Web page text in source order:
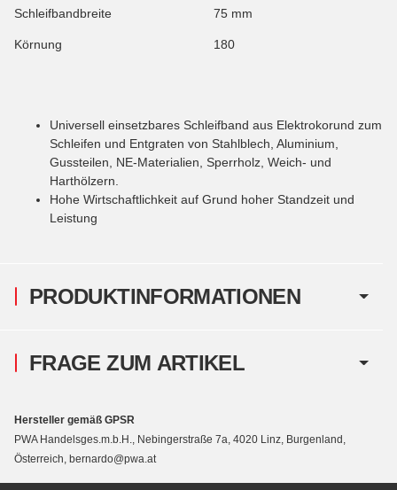
PRODUKTINFORMATIONEN
Schleifbandbreite 75 mm
Körnung 180
Universell einsetzbares Schleifband aus Elektrokorund zum
Schleifen und Entgraten von Stahlblech, Aluminium,
Gussteilen, NE-Materialien, Sperrholz, Weich- und
Harthölzern.
Hohe Wirtschaftlichkeit auf Grund hoher Standzeit und
Leistung
FRAGE ZUM ARTIKEL
Hersteller gemäß GPSR
PWA Handelsges.m.b.H., Nebingerstraße 7a, 4020 Linz, Burgenland,
Österreich, bernardo@pwa.at